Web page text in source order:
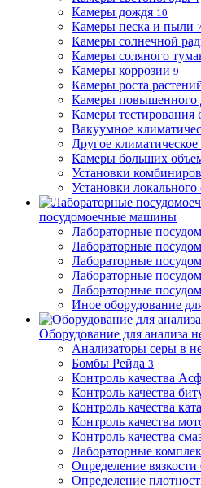
Камеры дождя 10
Камеры песка и пыли 7
Камеры солнечной
Камеры соляного
Камеры коррозии 9
Камеры роста
Камеры повышенного
Камеры тестирования
Вакуумное
Другое
Камеры больших
Установки
Установки локального
посудомоечные машины
Лабораторные
Лабораторные
Лабораторные
Лабораторные
Лабораторные
Иное оборудование
Оборудование для анализа
Анализаторы серы в
Бомбы Рейда 3
Контроль качества
Контроль качества
Контроль качества
Контроль качества
Контроль качества
Лабораторные
Определение вязкости
Определение